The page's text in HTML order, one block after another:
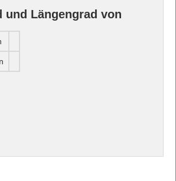
und Längengrad von